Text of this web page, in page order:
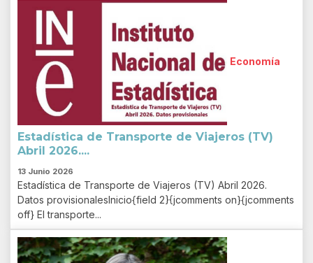
Economía
Estadística de Transporte de Viajeros (TV)
Abril 2026....
13 Junio 2026
Estadística de Transporte de Viajeros (TV) Abril 2026.
Datos provisionalesInicio{field 2}{jcomments on}{jcomments
off} El transporte...